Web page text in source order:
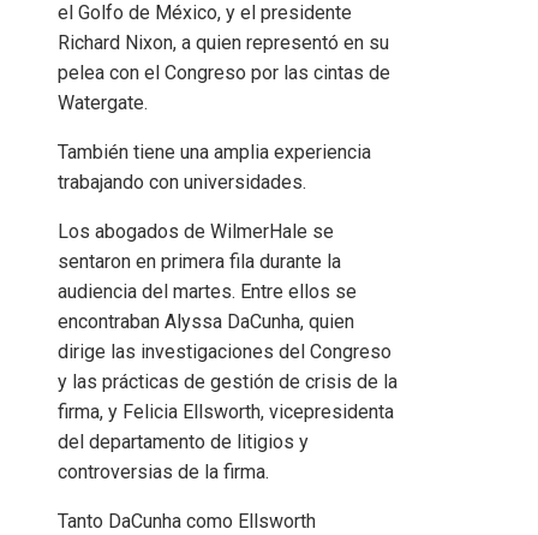
el Golfo de México, y el presidente
Richard Nixon, a quien representó en su
pelea con el Congreso por las cintas de
Watergate.
También tiene una amplia experiencia
trabajando con universidades.
Los abogados de WilmerHale se
sentaron en primera fila durante la
audiencia del martes. Entre ellos se
encontraban Alyssa DaCunha, quien
dirige las investigaciones del Congreso
y las prácticas de gestión de crisis de la
firma, y ​​Felicia Ellsworth, vicepresidenta
del departamento de litigios y
controversias de la firma.
Tanto DaCunha como Ellsworth